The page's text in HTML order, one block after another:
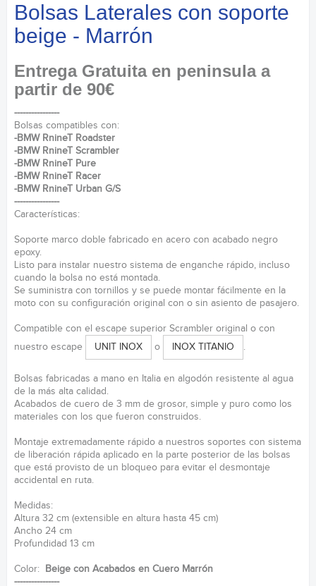
Bolsas Laterales con soporte
beige - Marrón
Entrega Gratuita en peninsula a
partir de 90€
----------------
Bolsas compatibles con:
-BMW RnineT Roadster
-BMW RnineT Scrambler
-BMW RnineT Pure
-BMW RnineT Racer
-BMW RnineT Urban G/S
----------------
Características:
Soporte marco doble fabricado en acero con acabado negro
epoxy.
Listo para instalar nuestro sistema de enganche rápido, incluso
cuando la bolsa no está montada.
Se suministra con tornillos y se puede montar fácilmente en la
moto con su configuración original con o sin asiento de pasajero.
Compatible con el escape superior Scrambler original o con
nuestro escape
UNIT INOX o INOX TITANIO .
Bolsas fabricadas a mano en Italia en algodón resistente al agua
de la más alta calidad.
Acabados de cuero de 3 mm de grosor, simple y puro como los
materiales con los que fueron construidos.
Montaje extremadamente rápido a nuestros soportes con sistema
de liberación rápida aplicado en la parte posterior de las bolsas
que está provisto de un bloqueo para evitar el desmontaje
accidental en ruta.
Medidas:
Altura 32 cm (extensible en altura hasta 45 cm)
Ancho 24 cm
Profundidad 13 cm
Color: Beige con Acabados en Cuero Marrón
----------------